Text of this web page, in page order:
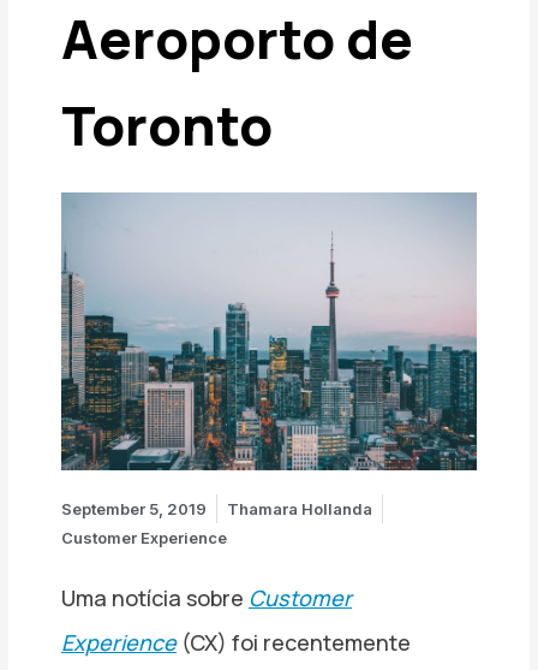
Aeroporto de
Toronto
September 5, 2019
Thamara Hollanda
Customer Experience
Uma notícia sobre Customer
Experience(CX) foi recentemente